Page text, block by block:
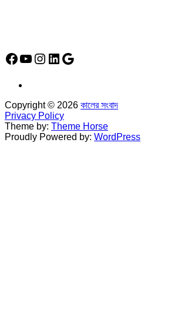
Facebook
YouTube
Instagram
LinkedIn
Google
Copyright © 2026 কালের সংবাদ
Privacy Policy
Theme by: Theme Horse
Proudly Powered by: WordPress